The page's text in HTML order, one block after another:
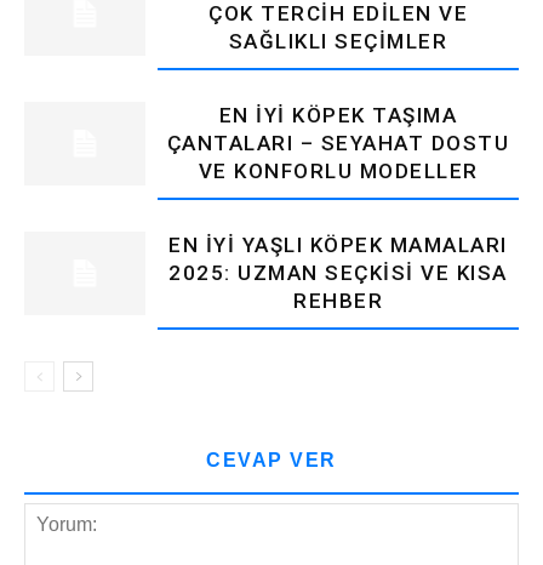
ÇOK TERCIH EDILEN VE
SAĞLIKLI SEÇIMLER
EN İYI KÖPEK TAŞIMA
ÇANTALARI – SEYAHAT DOSTU
VE KONFORLU MODELLER
EN İYI YAŞLI KÖPEK MAMALARI
2025: UZMAN SEÇKISI VE KISA
REHBER
CEVAP VER